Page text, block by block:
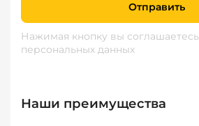
Отправить
Нажимая кнопку вы соглашаетесь
персональных данных
Наши преимущества